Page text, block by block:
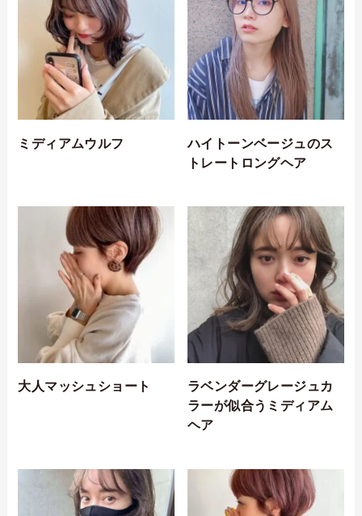
ミディアムウルフ
ハイトーンベージュのス
トレートロングヘア
大人マッシュショート
ラベンダーグレージュカ
ラーが似合うミディアム
ヘア